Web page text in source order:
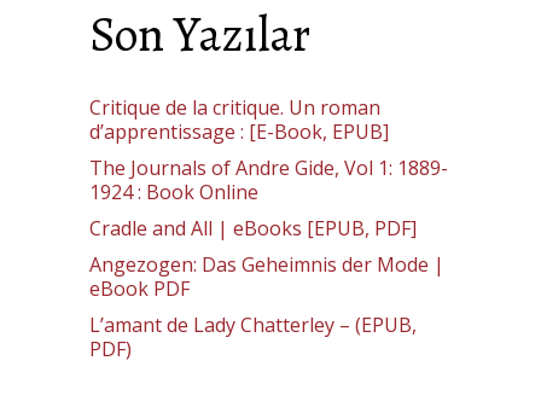
Son Yazılar
Critique de la critique. Un roman
d’apprentissage : [E-Book, EPUB]
The Journals of Andre Gide, Vol 1: 1889-
1924 : Book Online
Cradle and All | eBooks [EPUB, PDF]
Angezogen: Das Geheimnis der Mode |
eBook PDF
L’amant de Lady Chatterley – (EPUB,
PDF)